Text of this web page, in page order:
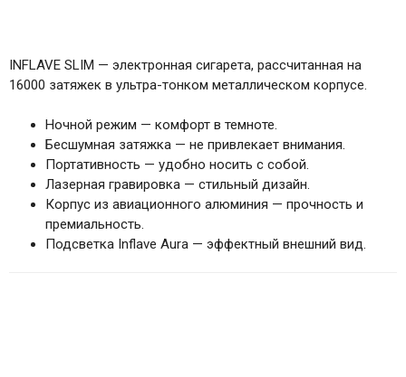
INFLAVE SLIM — электронная сигарета, рассчитанная на
16000 затяжек в ультра-тонком металлическом корпусе.
Ночной режим — комфорт в темноте.
Бесшумная затяжка — не привлекает внимания.
Портативность — удобно носить с собой.
Лазерная гравировка — стильный дизайн.
Корпус из авиационного алюминия — прочность и
премиальность.
Подсветка Inflave Aura — эффектный внешний вид.